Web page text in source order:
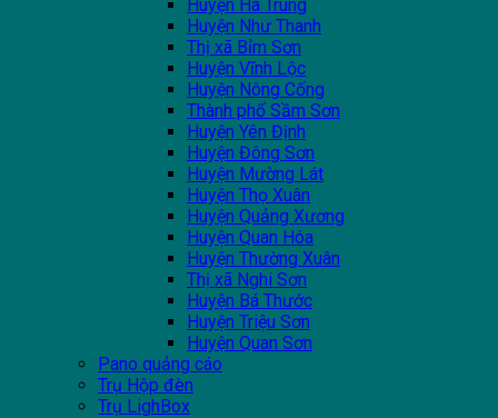
Huyện Hà Trung
Huyện Như Thanh
Thị xã Bỉm Sơn
Huyện Vĩnh Lộc
Huyện Nông Cống
Thành phố Sầm Sơn
Huyện Yên Định
Huyện Đông Sơn
Huyện Mường Lát
Huyện Thọ Xuân
Huyện Quảng Xương
Huyện Quan Hóa
Huyện Thường Xuân
Thị xã Nghi Sơn
Huyện Bá Thước
Huyện Triệu Sơn
Huyện Quan Sơn
Pano quảng cáo
Trụ Hộp đèn
Trụ LighBox